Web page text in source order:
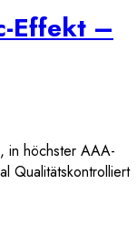
Effekt –
in höchster AAA-
Qualitätskontrolliert